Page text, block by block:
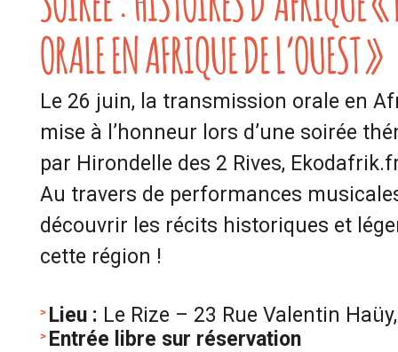
ORALE EN AFRIQUE DE L’OUEST »
Le 26 juin, la transmission orale en
mise à l’honneur lors d’une soirée
par Hirondelle des 2 Rives,
Au travers de performances
découvrir les récits historiques et
cette région !
Lieu : Le Rize – 23 Rue Valentin
Entrée libre sur réservation